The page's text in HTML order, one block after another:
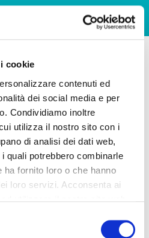
cookie
contenuti ed
dei social media e per
Condividiamo inoltre
utilizza il nostro sito con i
di analisi dei dati web,
quali potrebbero combinarle
fornito loro o che hanno
loro servizi. Acconsenta ai